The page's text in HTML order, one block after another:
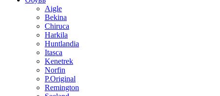
Aigle
Bekina
Chiruсa
Harkila
Huntlandia
Itasca
Kenetrek
Norfin
P.Original
Remington